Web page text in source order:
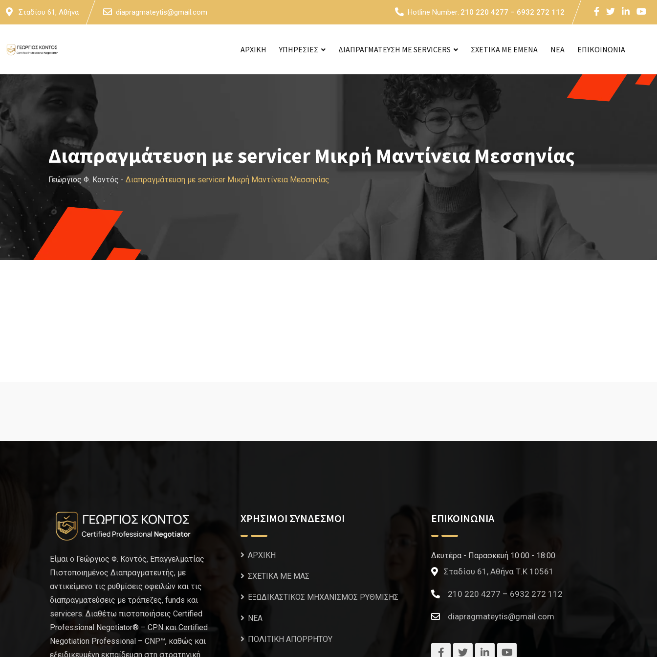
Skip
Σταδίου 61, Αθήνα diapragmateytis@gmail.com Hotline Number: 210 220 4277 – 6932 272 112
ΑΡΧΙΚΗ ΥΠΗΡΕΣΙΕΣ ΔΙΑΠΡΑΓΜΑΤΕΥΣΗ ΜΕ SERVICERS ΣΧΕΤΙΚΑ ΜΕ ΕΜΕΝΑ NEA ΕΠΙΚΟΙΝΩΝΙΑ
Διαπραγμάτευση με servicer Μικρή Μαντίνεια Μεσσηνίας
Γεώργιος Φ. Κοντός - Διαπραγμάτευση με servicer Μικρή Μαντίνεια Μεσσηνίας
Είμαι ο Γεώργιος Φ. Κοντός, Επαγγελματίας
Πιστοποιημένος Διαπραγματευτής, με
αντικείμενο τις ρυθμίσεις οφειλών και τις
διαπραγματεύσεις με τράπεζες, funds και
servicers. Διαθέτω πιστοποιήσεις Certified
Professional Negotiator® – CPN και Certified
Negotiation Professional – CNP™, καθώς και
εξειδικευμένη εκπαίδευση στη στρατηγική
ΧΡΗΣΙΜΟΙ ΣΥΝΔΕΣΜΟΙ
ΑΡΧΙΚΗ
ΣΧΕΤΙΚΑ ΜΕ ΜΑΣ
ΕΞΩΔΙΚΑΣΤΙΚΟΣ ΜΗΧΑΝΙΣΜΟΣ ΡΥΘΜΙΣΗΣ
NEA
ΠΟΛΙΤΙΚΗ ΑΠΟΡΡΗΤΟΥ
ΕΠΙΚΟΙΝΩΝΙΑ
Δευτέρα - Παρασκευή 10:00 - 18:00
Σταδίου 61, Αθήνα Τ.Κ 10561
210 220 4277 – 6932 272 112
diapragmateytis@gmail.com